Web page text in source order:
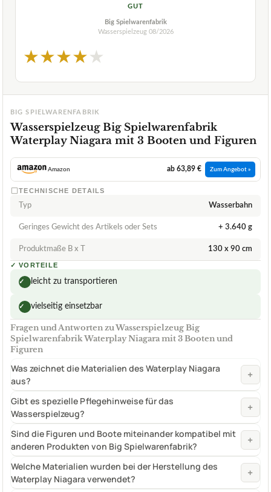
GUT
Big Spielwarenfabrik
Wasserspielzeug 08/2026
★★★★★
BIG SPIELWARENFABRIK
Wasserspielzeug Big Spielwarenfabrik
Waterplay Niagara mit 3 Booten und Figuren
Amazon ab 63,89 € Zum Angebot »
TECHNISCHE DETAILS
Typ Wasserbahn
Geringes Gewicht des Artikels oder Sets + 3.640 g
Produktmaße B x T 130 x 90 cm
✓ VORTEILE
✓ leicht zu transportieren
✓ vielseitig einsetzbar
Fragen und Antworten zu Wasserspielzeug Big
Spielwarenfabrik Waterplay Niagara mit 3 Booten und
Figuren
Was zeichnet die Materialien des Waterplay Niagara
aus?
+
Gibt es spezielle Pflegehinweise für das
Wasserspielzeug?
+
Sind die Figuren und Boote miteinander kompatibel mit
anderen Produkten von Big Spielwarenfabrik?
+
Welche Materialien wurden bei der Herstellung des
Waterplay Niagara verwendet?
+